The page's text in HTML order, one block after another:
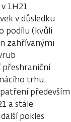
1H21
v důsledku
podílu (kvůli
zahřívanými
trhu.
především
a stále
pokles